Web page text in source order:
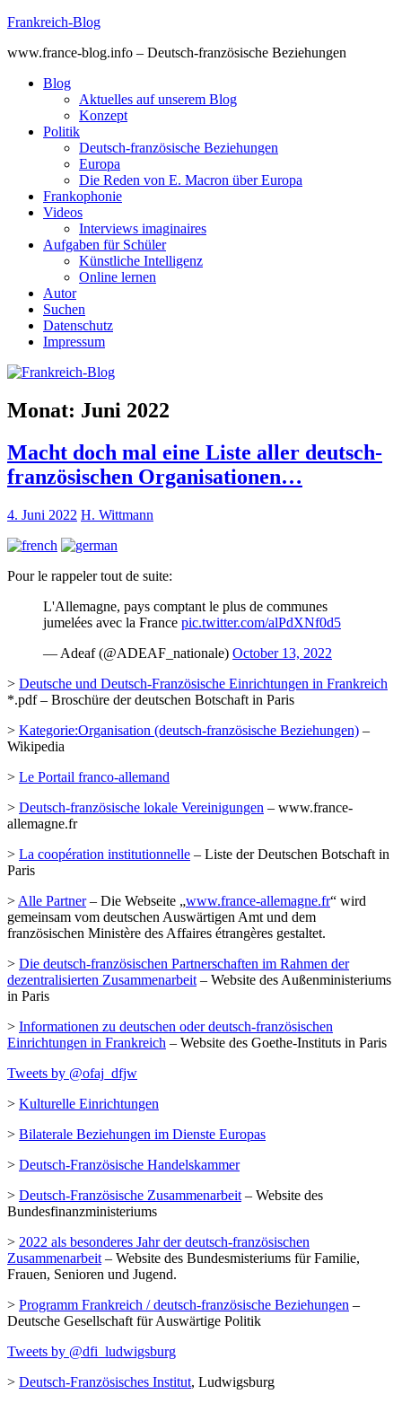
Skip
content
Frankreich-Blog
www.france-blog.info – Deutsch-französische Beziehungen
Blog
Aktuelles auf unserem Blog
Konzept
Politik
Deutsch-französische Beziehungen
Europa
Die Reden von E. Macron über Europa
Frankophonie
Videos
Interviews imaginaires
Aufgaben für Schüler
Künstliche Intelligenz
Online lernen
Autor
Suchen
Datenschutz
Impressum
Monat: Juni 2022
Macht doch mal eine Liste aller deutsch-
französischen Organisationen…
4. Juni 2022 H. Wittmann
Pour le rappeler tout de suite:
L'Allemagne, pays comptant le plus de communes
jumelées avec la France pic.twitter.com/alPdXNf0d5
— Adeaf (@ADEAF_nationale) October 13, 2022
> Deutsche und Deutsch-Französische Einrichtungen in Frankreich
*.pdf – Broschüre der deutschen Botschaft in Paris
> Kategorie:Organisation (deutsch-französische Beziehungen) –
Wikipedia
> Le Portail franco-allemand
> Deutsch-französische lokale Vereinigungen – www.france-
allemagne.fr
> La coopération institutionnelle – Liste der Deutschen Botschaft in
Paris
> Alle Partner– Die Webseite „www.france-allemagne.fr“ wird
gemeinsam vom deutschen Auswärtigen Amt und dem
französischen Ministère des Affaires étrangères gestaltet.
> Die deutsch-französischen Partnerschaften im Rahmen der
dezentralisierten Zusammenarbeit – Website des Außenministeriums
in Paris
> Informationen zu deutschen oder deutsch-französischen
Einrichtungen in Frankreich – Website des Goethe-Instituts in Paris
Tweets by @ofaj_dfjw
> Kulturelle Einrichtungen
> Bilaterale Beziehungen im Dienste Europas
> Deutsch-Französische Handelskammer
> Deutsch-Französische Zusammenarbeit – Website des
Bundesfinanzministeriums
> 2022 als besonderes Jahr der deutsch-französischen
Zusammenarbeit – Website des Bundesmisteriums für Familie,
Frauen, Senioren und Jugend.
> Programm Frankreich / deutsch-französische Beziehungen –
Deutsche Gesellschaft für Auswärtige Politik
Tweets by @dfi_ludwigsburg
> Deutsch-Französisches Institut, Ludwigsburg